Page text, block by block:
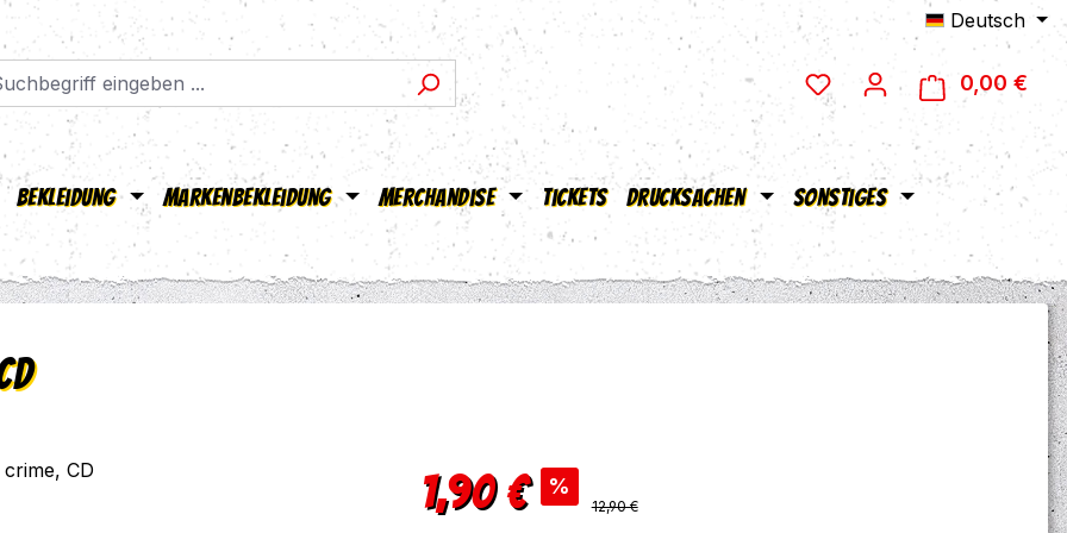
Deutsch
0,00 €
Bekleidung Markenbekleidung Merchandise Tickets Drucksachen Sonstiges
Verkaufspreis:
1,90 € %
Regulärer Preis:
12,90 €